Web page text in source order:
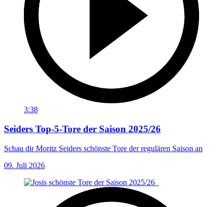
3:38
Seiders Top-5-Tore der Saison 2025/26
Schau dir Moritz Seiders schönste Tore der regulären Saison an
09. Juli 2026